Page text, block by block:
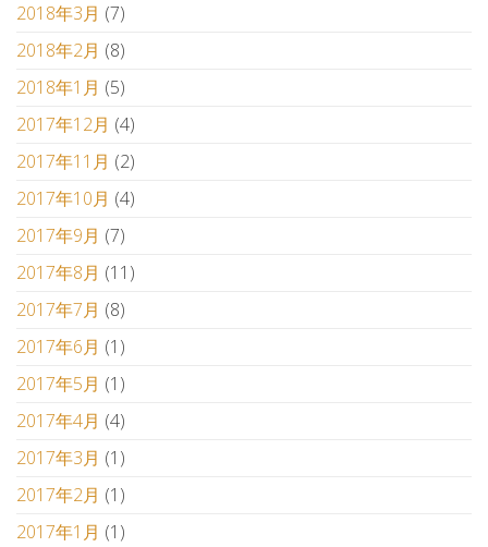
2018年3月 (7)
2018年2月 (8)
2018年1月 (5)
2017年12月 (4)
2017年11月 (2)
2017年10月 (4)
2017年9月 (7)
2017年8月 (11)
2017年7月 (8)
2017年6月 (1)
2017年5月 (1)
2017年4月 (4)
2017年3月 (1)
2017年2月 (1)
2017年1月 (1)